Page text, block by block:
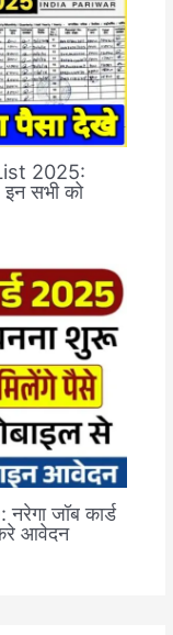
2025:
इन सभी को
जॉब कार्ड
आवेदन